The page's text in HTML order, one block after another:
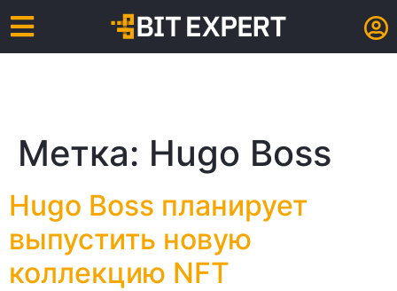
Метка: Hugo Boss
Hugo Boss планирует
выпустить новую
коллекцию NFT